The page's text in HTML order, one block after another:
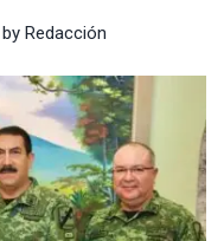
by Redacción